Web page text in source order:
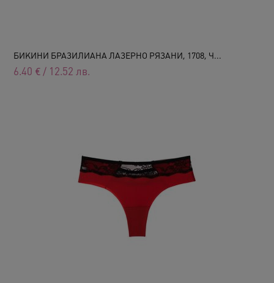
БИКИНИ БРАЗИЛИАНА ЛАЗЕРНО РЯЗАНИ, 1708, Ч...
6.40 € / 12.52 лв.